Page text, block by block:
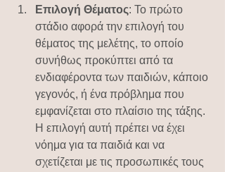
Επιλογή Θέματος: Το πρώτο
στάδιο αφορά την επιλογή του
θέματος της μελέτης, το οποίο
συνήθως προκύπτει από τα
ενδιαφέροντα των παιδιών, κάποιο
γεγονός, ή ένα πρόβλημα που
εμφανίζεται στο πλαίσιο της τάξης.
Η επιλογή αυτή πρέπει να έχει
νόημα για τα παιδιά και να
σχετίζεται με τις προσωπικές τους